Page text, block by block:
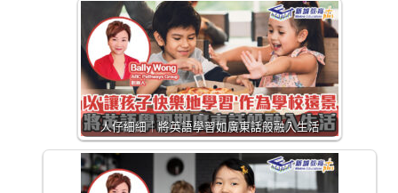
人仔細細｜將英語學習如廣東話般融入生活